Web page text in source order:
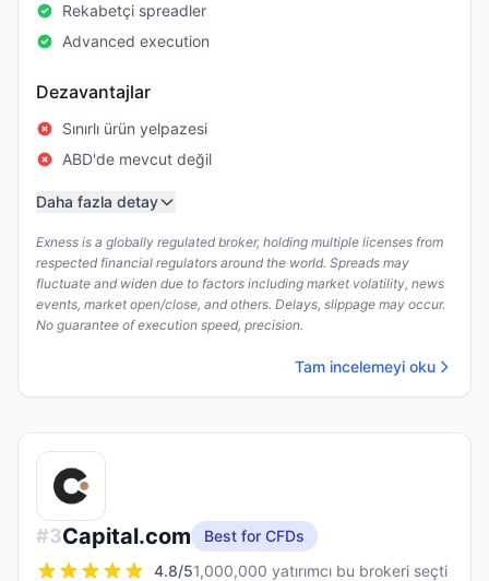
Rekabetçi spreadler
Advanced execution
Dezavantajlar
Sınırlı ürün yelpazesi
ABD'de mevcut değil
Daha fazla detay
Exness is a globally regulated broker, holding multiple licenses from
respected financial regulators around the world. Spreads may
fluctuate and widen due to factors including market volatility, news
events, market open/close, and others. Delays, slippage may occur.
No guarantee of execution speed, precision.
Tam incelemeyi oku
#3Capital.com
Best for CFDs
4.8/51,000,000 yatırımcı bu brokeri seçti